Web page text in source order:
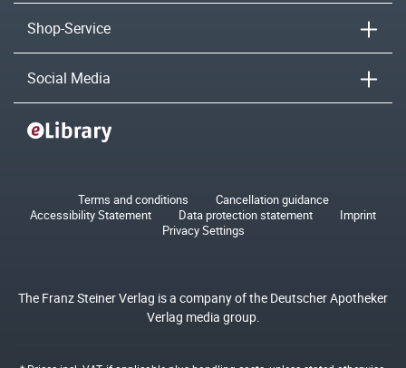
Shop-Service
Social Media
Terms and conditions
Cancellation guidance
Accessibility Statement
Data protection statement
Imprint
Privacy Settings
The Franz Steiner Verlag is a company of the Deutscher Apotheker
Verlag media group.